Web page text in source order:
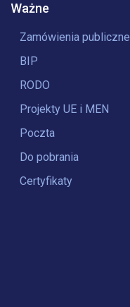
Ważne
Zamówienia publiczne
BIP
RODO
Projekty UE i MEN
Poczta
Do pobrania
Certyfikaty